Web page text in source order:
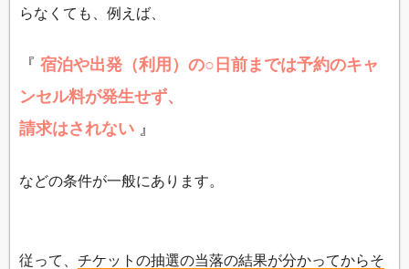
らなくても、例えば、
『 宿泊や出発（利用）の○日前までは予約のキャ
ンセル料が発生せず、
請求はされない 』
などの条件が一般にあります。
従って、 チケットの抽選の当落の結果が分かってからそ